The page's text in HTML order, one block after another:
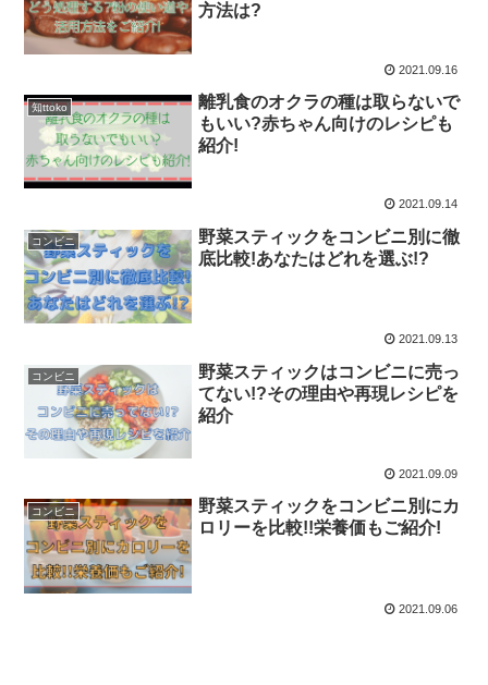
方法は?
2021.09.16
知ttoko
離乳食のオクラの種は取らないで
もいい?赤ちゃん向けのレシピも
紹介!
2021.09.14
コンビニ
野菜スティックをコンビニ別に徹
底比較!あなたはどれを選ぶ!?
2021.09.13
コンビニ
野菜スティックはコンビニに売っ
てない!?その理由や再現レシピを
紹介
2021.09.09
コンビニ
野菜スティックをコンビニ別にカ
ロリーを比較!!栄養価もご紹介!
2021.09.06